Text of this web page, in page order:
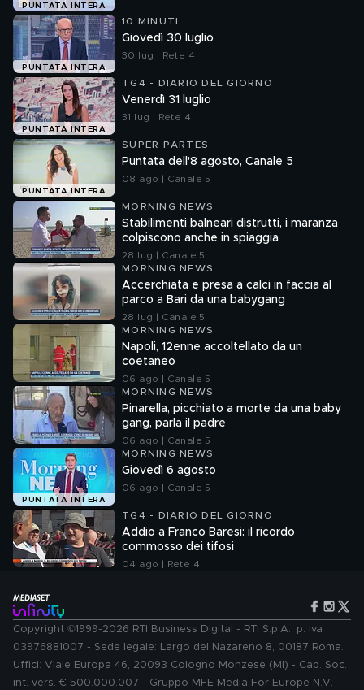
PUNTATA INTERA
PUNTATA INTERA
10 MINUTI
Giovedì 30 luglio
30 lug | Rete 4
PUNTATA INTERA
TG4 - DIARIO DEL GIORNO
Venerdì 31 luglio
31 lug | Rete 4
PUNTATA INTERA
SUPER PARTES
Puntata dell'8 agosto, Canale 5
08 ago | Canale 5
MORNING NEWS
Stabilimenti balneari distrutti, i maranza
colpiscono anche in spiaggia
28 lug | Canale 5
MORNING NEWS
Accerchiata e presa a calci in faccia al
parco a Bari da una babygang
28 lug | Canale 5
MORNING NEWS
Napoli, 12enne accoltellato da un
coetaneo
06 ago | Canale 5
MORNING NEWS
Pinarella, picchiato a morte da una baby
gang, parla il padre
06 ago | Canale 5
PUNTATA INTERA
MORNING NEWS
Giovedì 6 agosto
06 ago | Canale 5
TG4 - DIARIO DEL GIORNO
Addio a Franco Baresi: il ricordo
commosso dei tifosi
04 ago | Rete 4
Copyright ©1999-2026 RTI Business Digital - RTI S.p.A.: p. iva
03976881007 - Sede legale: Largo del Nazareno 8, 00187 Roma.
Uffici: Viale Europa 46, 20093 Cologno Monzese (MI) - Cap. Soc.
int. vers. € 500.000.007 - Gruppo MFE Media For Europe N.V. -